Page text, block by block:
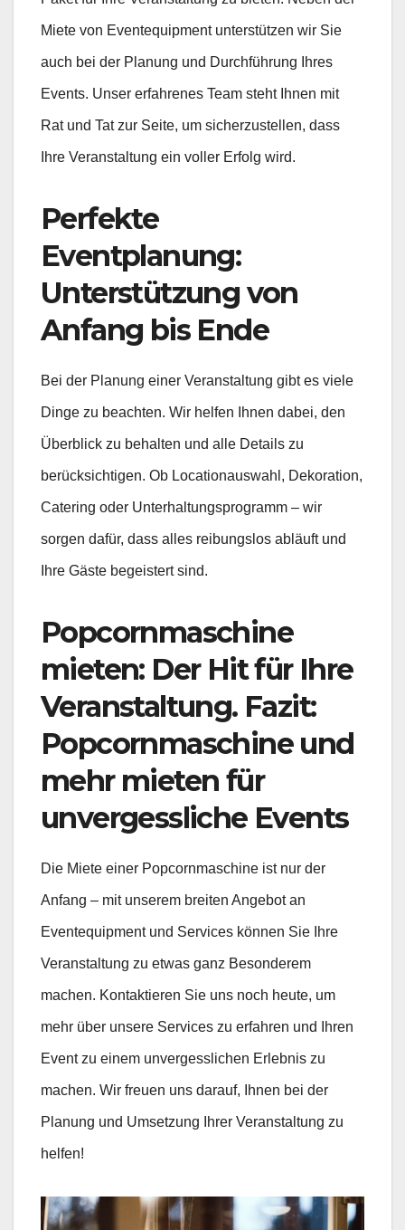
Miete von Eventequipment unterstützen wir Sie
auch bei der Planung und Durchführung Ihres
Events. Unser erfahrenes Team steht Ihnen mit
Rat und Tat zur Seite, um sicherzustellen, dass
Ihre Veranstaltung ein voller Erfolg wird.
Perfekte
Eventplanung:
Unterstützung von
Anfang bis Ende
Bei der Planung einer Veranstaltung gibt es viele
Dinge zu beachten. Wir helfen Ihnen dabei, den
Überblick zu behalten und alle Details zu
berücksichtigen. Ob Locationauswahl, Dekoration,
Catering oder Unterhaltungsprogramm – wir
sorgen dafür, dass alles reibungslos abläuft und
Ihre Gäste begeistert sind.
Popcornmaschine
mieten: Der Hit für Ihre
Veranstaltung. Fazit:
Popcornmaschine und
mehr mieten für
unvergessliche Events
Die Miete einer Popcornmaschine ist nur der
Anfang – mit unserem breiten Angebot an
Eventequipment und Services können Sie Ihre
Veranstaltung zu etwas ganz Besonderem
machen. Kontaktieren Sie uns noch heute, um
mehr über unsere Services zu erfahren und Ihren
Event zu einem unvergesslichen Erlebnis zu
machen. Wir freuen uns darauf, Ihnen bei der
Planung und Umsetzung Ihrer Veranstaltung zu
helfen!